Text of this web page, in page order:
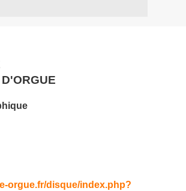
orgue.fr/disque/index.php?